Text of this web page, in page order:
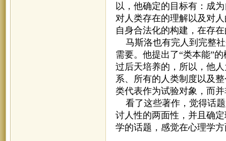
以，他确定的目标有：成
对人类存在的理解以及对
自身合法化的构建，在存
马斯洛也有完人到完整社
需要。他提出了“类本能”
过后天培养的，所以，他
系、所有的人类制度以及
类代表作为试验对象，而
看了这些著作，觉得话题
讨人性的两面性，并且确
学的话题，感觉在心理学